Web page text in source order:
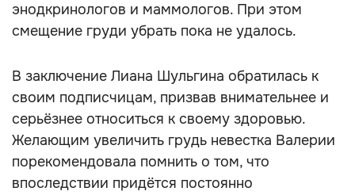
энодкринологов и маммологов. При этом
смещение груди убрать пока не удалось.
В заключение Лиана Шульгина обратилась к
своим подписчицам, призвав внимательнее и
серьёзнее относиться к своему здоровью.
Желающим увеличить грудь невестка Валерии
порекомендовала помнить о том, что
впоследствии придётся постоянно